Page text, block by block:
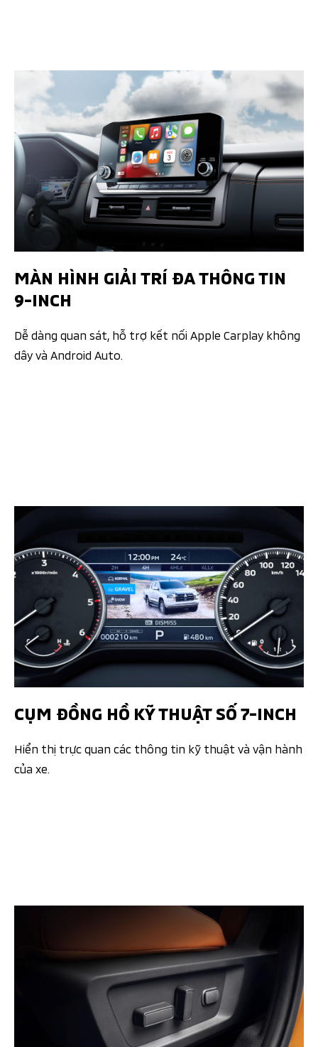
MÀN HÌNH GIẢI TRÍ ĐA THÔNG TIN
9-INCH​
Dễ dàng quan sát, hỗ trợ kết nối Apple Carplay không
dây và Android Auto.​
CỤM ĐỒNG HỒ KỸ THUẬT SỐ 7-INCH​
Hiển thị trực quan các thông tin kỹ thuật và vận hành
của xe.​